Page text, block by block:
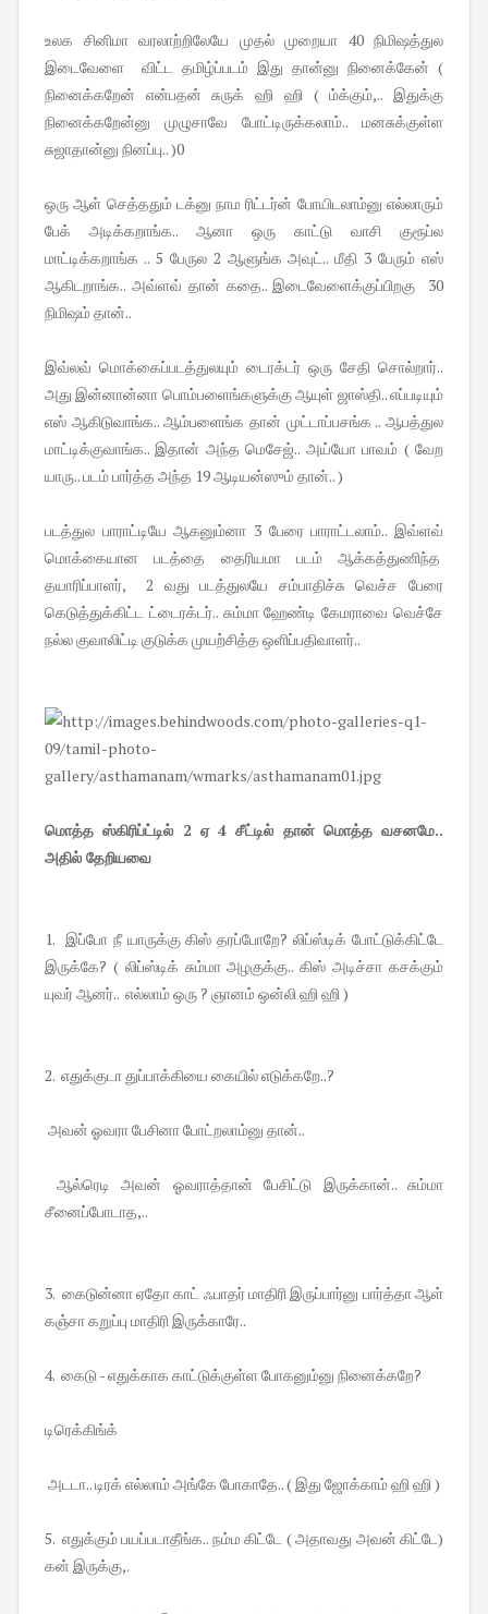
உலக சினிமா வரலாற்றிலேயே முதல் முறையா 40 நிமிஷத்துல
இடைவேளை விட்ட தமிழ்ப்படம் இது தான்னு நினைக்கேன் (
நினைக்கறேன் என்பதன் சுருக் ஹி ஹி ( ம்க்கும்,.. இதுக்கு
நினைக்கறேன்னு முழுசாவே போட்டிருக்கலாம்.. மனசுக்குள்ள
சுஜாதான்னு நினப்பு.. )0
ஒரு ஆள் செத்ததும் டக்னு நாம ரிட்டர்ன் போயிடலாம்னு எல்லாரும்
பேக் அடிக்கறாங்க.. ஆனா ஒரு காட்டு வாசி குரூப்ல
மாட்டிக்கறாங்க .. 5 பேருல 2 ஆளுங்க அவுட்.. மீதி 3 பேரும் எஸ்
ஆகிடறாங்க.. அவ்ளவ் தான் கதை.. இடைவேளைக்குப்பிறகு 30
நிமிஷம் தான்..
இவ்லவ் மொக்கைப்படத்துலயும் டைரக்டர் ஒரு சேதி சொல்றார்..
அது இன்னான்னா பொம்பளைங்களுக்கு ஆயுள் ஜாஸ்தி.. எப்படியும்
எஸ் ஆகிடுவாங்க.. ஆம்பளைங்க தான் முட்டாப்பசங்க .. ஆபத்துல
மாட்டிக்குவாங்க.. இதான் அந்த மெசேஜ்.. அய்யோ பாவம் ( வேற
யாரு.. படம் பார்த்த அந்த 19 ஆடியன்ஸும் தான்.. )
படத்துல பாராட்டியே ஆகனும்னா 3 பேரை பாராட்டலாம்.. இவ்ளவ்
மொக்கையான படத்தை தைரியமா படம் ஆக்கத்துணிந்த
தயாரிப்பாளர், 2 வது படத்துலயே சம்பாதிச்சு வெச்ச பேரை
கெடுத்துக்கிட்ட ட்டைரக்டர்.. சும்மா ஹேண்டி கேமராவை வெச்சே
நல்ல குவாலிட்டி குடுக்க முயற்சித்த ஒளிப்பதிவாளர்..
மொத்த ஸ்கிரிப்ட்டில் 2 ஏ 4 சீட்டில் தான் மொத்த வசனமே..
அதில் தேறியவை
1. இப்போ நீ யாருக்கு கிஸ் தரப்போறே? லிப்ஸ்டிக் போட்டுக்கிட்டே
இருக்கே? ( லிப்ஸ்டிக் சும்மா அழகுக்கு.. கிஸ் அடிச்சா கசக்கும்
யுவர் ஆனர்.. எல்லாம் ஒரு ? ஞானம் ஒன்லி ஹி ஹி )
2. எதுக்குடா துப்பாக்கியை கையில் எடுக்கறே..?
அவன் ஓவரா பேசினா போட்றலாம்னு தான்..
ஆல்ரெடி அவன் ஓவராத்தான் பேசிட்டு இருக்கான்.. சும்மா
சீனைப்போடாத,..
3. கைடுன்னா ஏதோ காட் ஃபாதர் மாதிரி இருப்பார்னு பார்த்தா ஆள்
கஞ்சா கறுப்பு மாதிரி இருக்காரே..
4. கைடு - எதுக்காக காட்டுக்குள்ள போகனும்னு நினைக்கறே?
டிரெக்கிங்க்
அடடா.. டிரக் எல்லாம் அங்கே போகாதே.. ( இது ஜோக்காம் ஹி ஹி )
5. எதுக்கும் பயப்படாதீங்க.. நம்ம கிட்டே ( அதாவது அவன் கிட்டே)
கன் இருக்கு,.